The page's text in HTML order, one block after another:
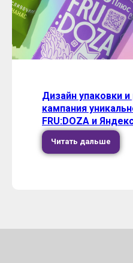
Дизайн упаковки
кампания
FRU:DOZA и
Читать дальше